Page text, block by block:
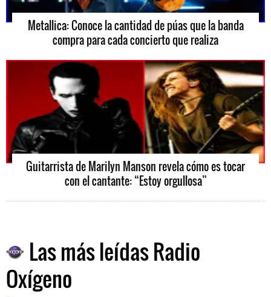
Metallica: Conoce la cantidad de púas que la banda
compra para cada concierto que realiza
Guitarrista de Marilyn Manson revela cómo es tocar
con el cantante: “Estoy orgullosa”
Las más leídas Radio
Oxígeno